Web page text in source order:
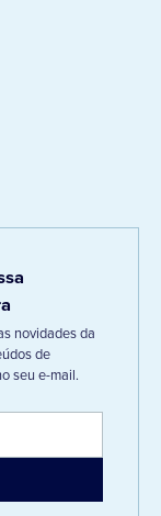
novidades da
de
seu e-mail.